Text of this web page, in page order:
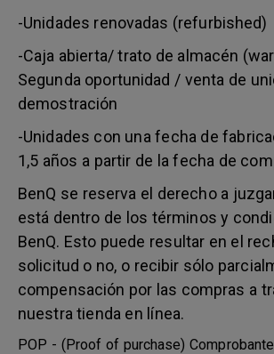
-Unidades renovadas (refurbished)
-Caja abierta/ trato de almacén
Segunda oportunidad / venta de
demostración
-Unidades con una fecha de
1,5 años a partir de la fecha de
BenQ se reserva el derecho a
está dentro de los términos y
BenQ. Esto puede resultar en el
solicitud o no, o recibir sólo
compensación por las compras a
nuestra tienda en línea.
POP - (Proof of purchase)